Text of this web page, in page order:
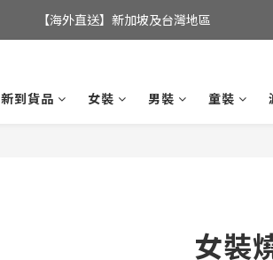
全店滿$350，即可享港澳地區免運費;
【海外直送】新加坡及台灣地區
新到貨品 女裝 男裝 童裝
女裝